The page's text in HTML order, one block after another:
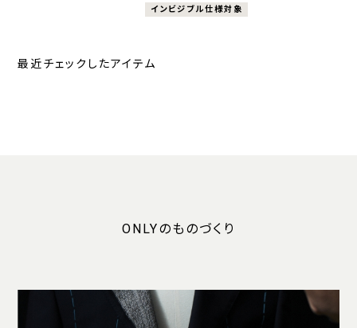
インビジブル仕様対象
最近チェックしたアイテム
ONLYのものづくり